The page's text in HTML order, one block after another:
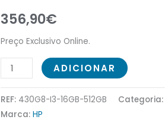
356,90€
Preço Exclusivo Online.
Windows
11
Pro
RecondicionadoADICIONAR
REF: 430G8-I3-16GB-512GB Categoria:
Marca: HP